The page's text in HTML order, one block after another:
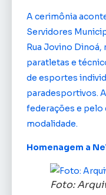
A cerimônia
Servidores
Rua Jovino Dinoá,
paratletas e
de esportes
paradesportivos.
federações e pelo
modalidade.
Homenagem a
Foto: